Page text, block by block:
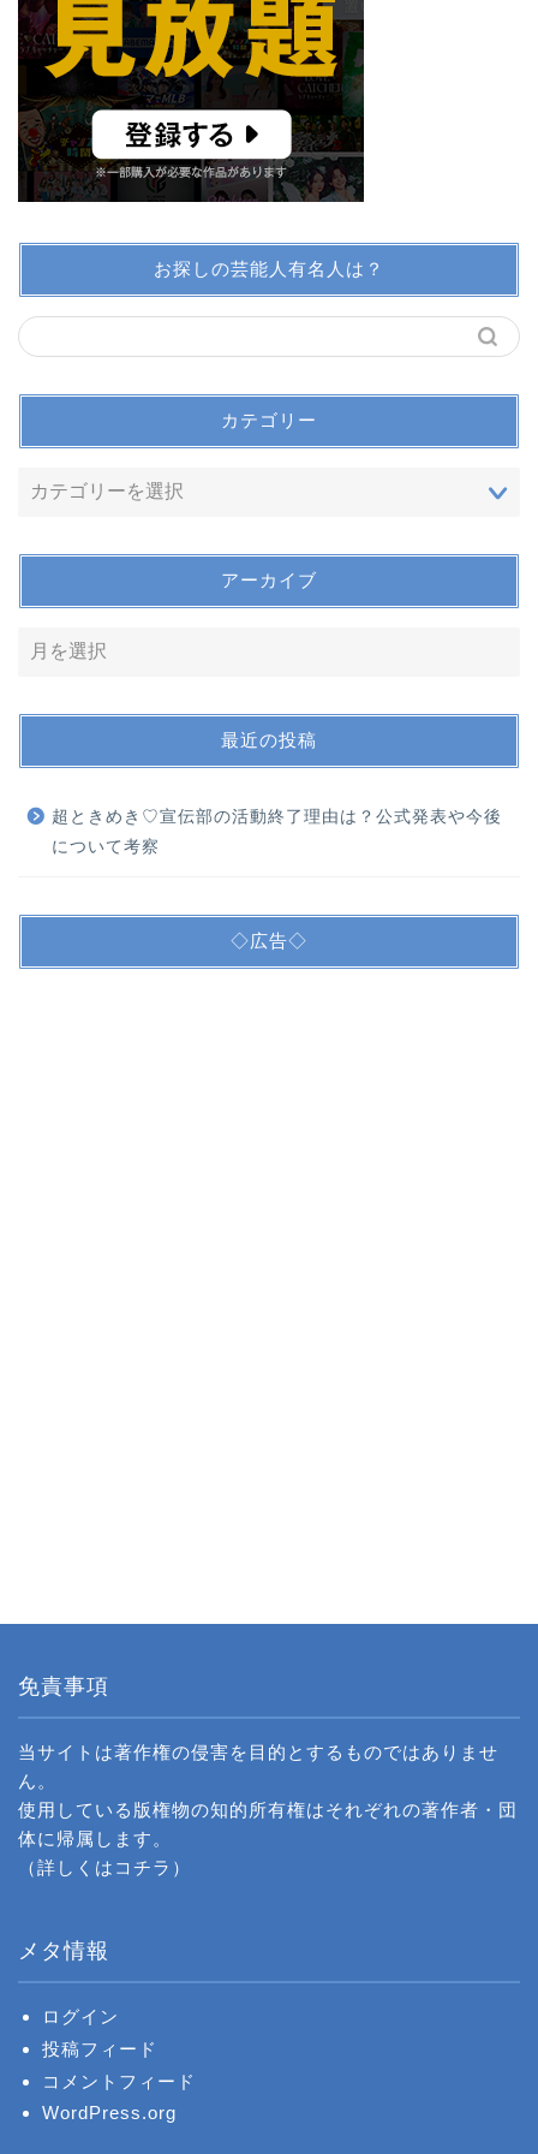
お探しの芸能人有名人は？
カテゴリー
アーカイブ
最近の投稿
超ときめき♡宣伝部の活動終了理由は？公式発表や今後
について考察
◇広告◇
免責事項
当サイトは著作権の侵害を目的とするものではありませ
ん。
使用している版権物の知的所有権はそれぞれの著作者・団
体に帰属します。
（詳しくは コチラ ）
メタ情報
ログイン
投稿フィード
コメントフィード
WordPress.org